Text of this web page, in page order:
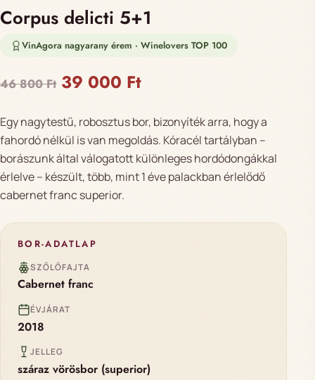
Corpus delicti 5+1
VinAgora nagyarany érem · Winelovers TOP 100
46 800Ft Original price was: 46 800 Ft.
39 000 FtCurrent price is: 39
Egy nagytestű, robosztus bor, bizonyíték arra, hogy a
fahordó nélkül is van megoldás. Kóracél tartályban –
borászunk által válogatott különleges hordódongákkal
érlelve – készült, több, mint 1 éve palackban érlelődő
cabernet franc superior.
BOR-ADATLAP
SZŐLŐFAJTA
Cabernet franc
ÉVJÁRAT
2018
JELLEG
száraz vörösbor (superior)